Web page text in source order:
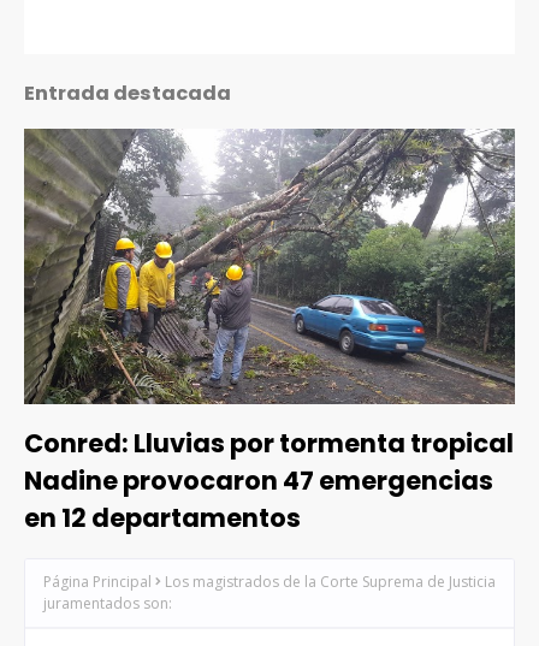
Entrada destacada
Conred: Lluvias por tormenta tropical
Nadine provocaron 47 emergencias
en 12 departamentos
Página Principal
Los magistrados de la Corte Suprema de Justicia
juramentados son: